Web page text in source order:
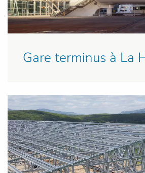
Gare terminus à La